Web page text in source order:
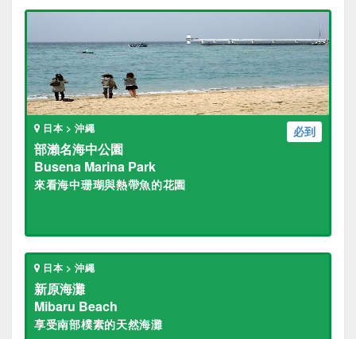
必到
日本 > 沖繩
部瀨名海中公園
Busena Marina Park
來看海中珊瑚與熱帶魚的花園
日本 > 沖繩
新原海灘
Mibaru Beach
享受南部樸素的天然海灘